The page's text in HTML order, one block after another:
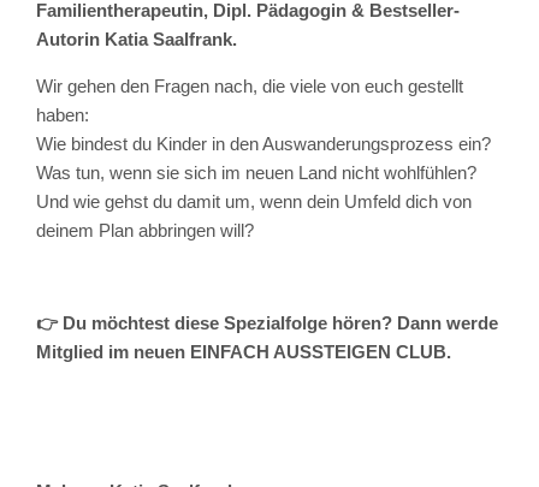
Familientherapeutin, Dipl. Pädagogin & Bestseller-
Autorin Katia Saalfrank.
Wir gehen den Fragen nach, die viele von euch gestellt
haben:
Wie bindest du Kinder in den Auswanderungsprozess ein?
Was tun, wenn sie sich im neuen Land nicht wohlfühlen?
Und wie gehst du damit um, wenn dein Umfeld dich von
deinem Plan abbringen will?
👉 Du möchtest diese Spezialfolge hören? Dann werde
Mitglied im neuen EINFACH AUSSTEIGEN CLUB.